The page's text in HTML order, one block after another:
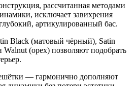
рассчитанная методами
исключает завихрения
артикулированный бас.
Black (матовый чёрный), Satin
(орех) позволяют подобрать
— гармонично дополняют